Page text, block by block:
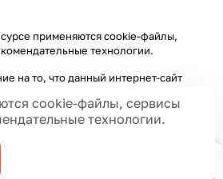
применяютсяcookie-файлы,
технологии.
на то, что данный интернет-сайт
материалы и цены, размещенные на
офертой, определяемой
и 437 Гражданского кодекса РФ.
cookie-файлы, сервисы
технологии.